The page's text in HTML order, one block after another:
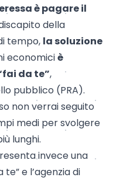
è pagare il
della
tempo, la soluzione
economiciè
da te”,
pubblico (PRA).
non verrai seguito
medi per svolgere
lunghi.
invece una
e l’agenzia di